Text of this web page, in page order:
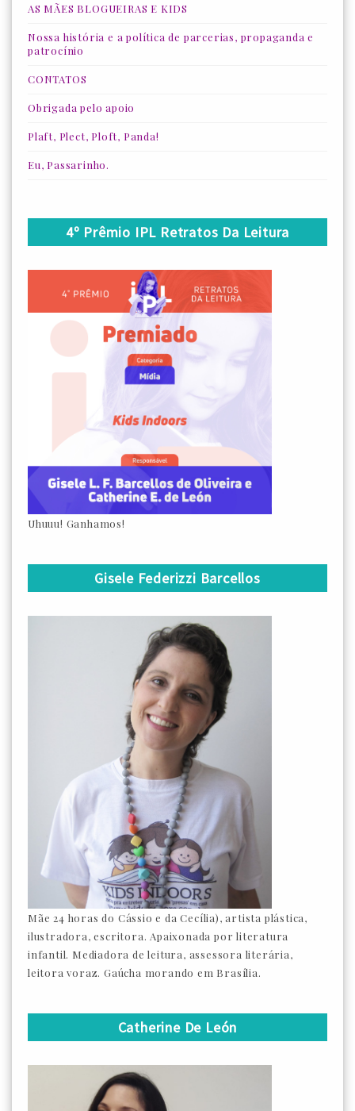
AS MÃES BLOGUEIRAS E KIDS
Nossa história e a política de parcerias, propaganda e
patrocínio
CONTATOS
Obrigada pelo apoio
Plaft, Plect, Ploft, Panda!
Eu, Passarinho.
4º Prêmio IPL Retratos Da Leitura
Uhuuu! Ganhamos!
Gisele Federizzi Barcellos
Mãe 24 horas do Cássio e da Cecília), artista plástica,
ilustradora, escritora. Apaixonada por literatura
infantil. Mediadora de leitura, assessora literária,
leitora voraz. Gaúcha morando em Brasília.
Catherine De León